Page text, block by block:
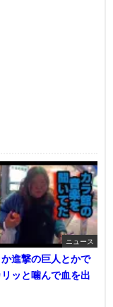
ニュース
進撃の巨人とかで
リッと噛んで血を出